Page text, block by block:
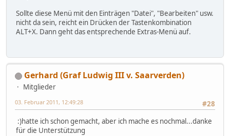
Sollte diese Menü mit den Einträgen "Datei", "Bearbeiten" usw.
nicht da sein, reicht ein Drücken der Tastenkombination
ALT+X. Dann geht das entsprechende Extras-Menü auf.
Gerhard (Graf Ludwig III v. Saarverden)
Mitglieder
#28
03. Februar 2011, 12:49:28
:)hatte ich schon gemacht, aber ich mache es nochmal...danke
für die Unterstützung